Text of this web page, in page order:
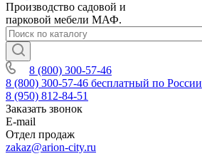
Производство садовой и
парковой мебели МАФ.
8 (800) 300-57-46
8 (800) 300-57-46 бесплатный по России
8 (950) 812-84-51
Заказать звонок
E-mail
Отдел продаж
zakaz@arion-city.ru